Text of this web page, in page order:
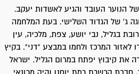
הנוער העובד והגיע לאשדות יעקב.
ג' של הגדוד השלישי. בעת המלחמה
בגליל, נבי יושע, צפת, מלכיה, עין
לאזור המרכז ולחמו במבצע "דני". בקיץ
את קיבוץ יפתח במרום הגליל. ישראל